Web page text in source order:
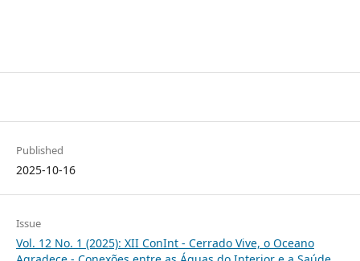
Published
2025-10-16
Issue
Vol. 12 No. 1 (2025): XII ConInt - Cerrado Vive, o Oceano